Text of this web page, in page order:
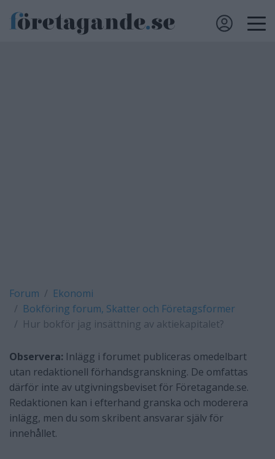
Forum
Ekonomi
Bokföring forum, Skatter och Företagsformer
Hur bokför jag insättning av aktiekapitalet?
Observera: Inlägg i forumet publiceras omedelbart
utan redaktionell förhandsgranskning. De omfattas
därför inte av utgivningsbeviset för Företagande.se.
Redaktionen kan i efterhand granska och moderera
inlägg, men du som skribent ansvarar själv för
innehållet.